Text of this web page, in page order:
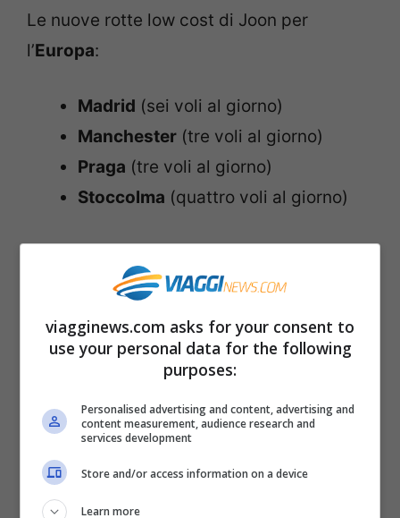
Le nuove rotte low cost di Joon per
l’Europa:
Madrid (sei voli al giorno)
Manchester (tre voli al giorno)
Praga (tre voli al giorno)
Stoccolma (quattro voli al giorno)
Quito, Ecuador (tre voli a settimana)
Saint Martin, nei Caraibi, Collettività
d’Oltremare della Francia (tre voli a
settimana)
I voli per le
viagginews.com asks for your consent to
use your personal data for the following
purposes:
Personalised advertising and content, advertising and
content measurement, audience research and
services development
Store and/or access information on a device
Learn more